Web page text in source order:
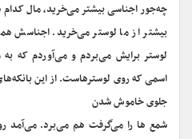
چه‌جور اجناسی بیشتر می‌خرید، مال کدام
بیشتر از ما لوستر می‌خرید. اجناسش
لوستر برایش می‌بردم و می‌آوردم که
اسمی که روی لوسترهاست. از این
جلوی خاموش شدن
شمع ‌ها را می‌گرفت هم می‌برد.